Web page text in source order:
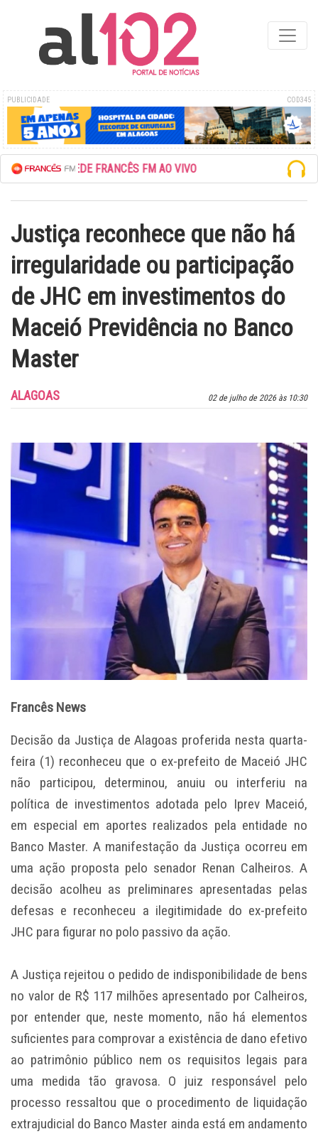
PUBLICIDADE COD345
A REDE FRANCÊS FM AO VIVO
Justiça reconhece que não há
irregularidade ou participação
de JHC em investimentos do
Maceió Previdência no Banco
Master
02 de julho de 2026 às 10:30
ALAGOAS
Francês News
Decisão da Justiça de Alagoas proferida nesta quarta-
feira (1) reconheceu que o ex-prefeito de Maceió JHC
não participou, determinou, anuiu ou interferiu na
política de investimentos adotada pelo Iprev Maceió,
em especial em aportes realizados pela entidade no
Banco Master. A manifestação da Justiça ocorreu em
uma ação proposta pelo senador Renan Calheiros. A
decisão acolheu as preliminares apresentadas pelas
defesas e reconheceu a ilegitimidade do ex-prefeito
JHC para figurar no polo passivo da ação.
A Justiça rejeitou o pedido de indisponibilidade de bens
no valor de R$ 117 milhões apresentado por Calheiros,
por entender que, neste momento, não há elementos
suficientes para comprovar a existência de dano efetivo
ao patrimônio público nem os requisitos legais para
uma medida tão gravosa. O juiz responsável pelo
processo ressaltou que o procedimento de liquidação
extrajudicial do Banco Master ainda está em andamento